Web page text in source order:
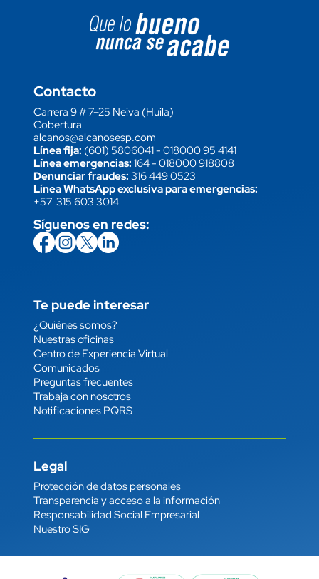
Image block
Contacto
Carrera 9 # 7–25 Neiva (Huila)
Cobertura
alcanos@alcanosesp.com
Línea fija: (601) 5806041-018000 95 4141
Línea emergencias: 164-018000 918808
Denunciar fraudes: 316 449 0523
Línea WhatsApp exclusiva para emergencias:
+57 315 603 3014
Síguenos en redes:
icon
Imagen
link icon
Imagen
link icon
Imagen
link icon
Imagen
link
Te puede interesar
Enlace
¿Quiénes somos?
Nuestras oficinas
Centro de Experiencia Virtual
Comunicados
Preguntas frecuentes
Trabaja con nosotros
Notificaciones PQRS
Legal
Enlace
Protección de datos personales
Transparencia y acceso a la información
Responsabilidad Social Empresarial
Nuestro SIG